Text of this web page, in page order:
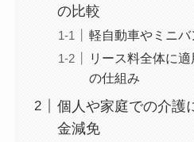
の比較
軽自動車やミニ
リース料全体に
の仕組み
個人や家庭での介護
金減免